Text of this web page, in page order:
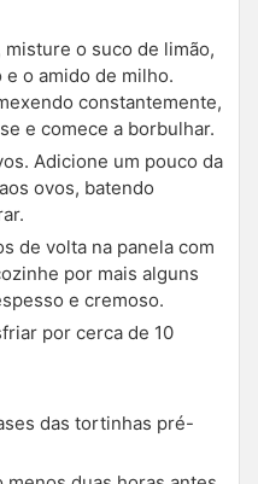
misture o suco de limão,
e o amido de milho.
constantemente,
e comece a borbulhar.
Adicione um pouco da
ovos, batendo
de volta na panela com
por mais alguns
e cremoso.
por cerca de 10
das tortinhas pré-